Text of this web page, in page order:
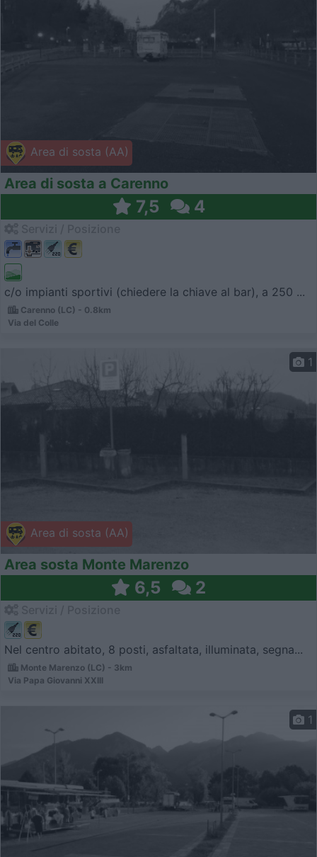
Area di sosta (AA)
Area di sosta a Carenno
7,5 4
c/o impianti sportivi (chiedere la chiave al bar), a 250 ...
Carenno (LC) - 0.8km
Via del Colle
Area di sosta (AA)
1
Area sosta Monte Marenzo
6,5 2
Nel centro abitato, 8 posti, asfaltata, illuminata, segna...
Monte Marenzo (LC) - 3km
Via Papa Giovanni XXIII
1